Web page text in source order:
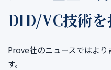
DID/VC技術
Prove社のニュースではよ
す。